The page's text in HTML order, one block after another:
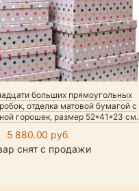
больших прямоугольных
отделка матовой бумагой с
горошек, размер 52*41*23 см.
5 880.00 руб.
снят с продажи